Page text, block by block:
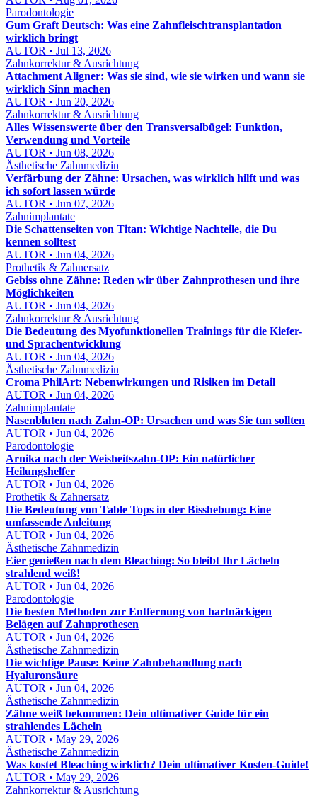
Parodontologie
Gum Graft Deutsch: Was eine Zahnfleischtransplantation
wirklich bringt
AUTOR • Jul 13, 2026
Zahnkorrektur & Ausrichtung
Attachment Aligner: Was sie sind, wie sie wirken und wann sie
wirklich Sinn machen
AUTOR • Jun 20, 2026
Zahnkorrektur & Ausrichtung
Alles Wissenswerte über den Transversalbügel: Funktion,
Verwendung und Vorteile
AUTOR • Jun 08, 2026
Ästhetische Zahnmedizin
Verfärbung der Zähne: Ursachen, was wirklich hilft und was
ich sofort lassen würde
AUTOR • Jun 07, 2026
Zahnimplantate
Die Schattenseiten von Titan: Wichtige Nachteile, die Du
kennen solltest
AUTOR • Jun 04, 2026
Prothetik & Zahnersatz
Gebiss ohne Zähne: Reden wir über Zahnprothesen und ihre
Möglichkeiten
AUTOR • Jun 04, 2026
Zahnkorrektur & Ausrichtung
Die Bedeutung des Myofunktionellen Trainings für die Kiefer-
und Sprachentwicklung
AUTOR • Jun 04, 2026
Ästhetische Zahnmedizin
Croma PhilArt: Nebenwirkungen und Risiken im Detail
AUTOR • Jun 04, 2026
Zahnimplantate
Nasenbluten nach Zahn-OP: Ursachen und was Sie tun sollten
AUTOR • Jun 04, 2026
Parodontologie
Arnika nach der Weisheitszahn-OP: Ein natürlicher
Heilungshelfer
AUTOR • Jun 04, 2026
Prothetik & Zahnersatz
Die Bedeutung von Table Tops in der Bisshebung: Eine
umfassende Anleitung
AUTOR • Jun 04, 2026
Ästhetische Zahnmedizin
Eier genießen nach dem Bleaching: So bleibt Ihr Lächeln
strahlend weiß!
AUTOR • Jun 04, 2026
Parodontologie
Die besten Methoden zur Entfernung von hartnäckigen
Belägen auf Zahnprothesen
AUTOR • Jun 04, 2026
Ästhetische Zahnmedizin
Die wichtige Pause: Keine Zahnbehandlung nach
Hyaluronsäure
AUTOR • Jun 04, 2026
Ästhetische Zahnmedizin
Zähne weiß bekommen: Dein ultimativer Guide für ein
strahlendes Lächeln
AUTOR • May 29, 2026
Ästhetische Zahnmedizin
Was kostet Bleaching wirklich? Dein ultimativer Kosten-Guide!
AUTOR • May 29, 2026
Zahnkorrektur & Ausrichtung